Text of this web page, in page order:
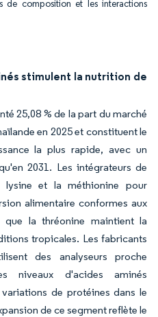
de composition et les interactions
stimulent la nutrition de
25,08 % de la part du marché
en 2025 et constituent le
la plus rapide, avec un
2031. Les intégrateurs de
et la méthionine pour
alimentaire conformes aux
que la thréonine maintient la
tropicales. Les fabricants
des analyseurs proche
niveaux d'acides aminés
de protéines dans le
de ce segment reflète le